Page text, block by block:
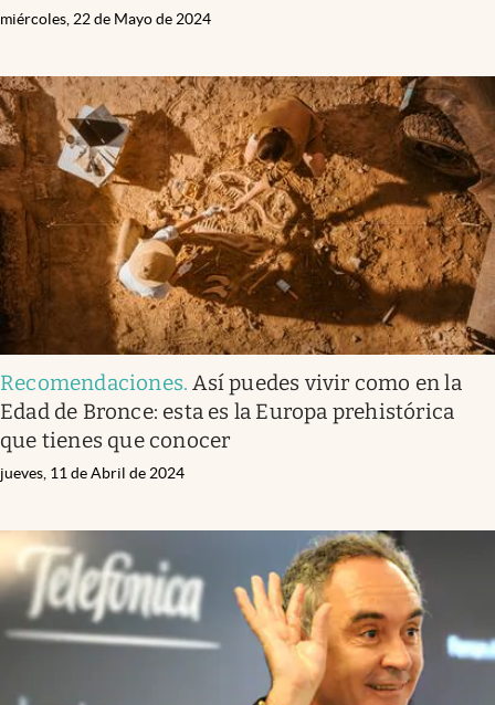
miércoles, 22 de Mayo de 2024
Recomendaciones.Así puedes vivir como en la
Edad de Bronce: esta es la Europa prehistórica
que tienes que conocer
jueves, 11 de Abril de 2024